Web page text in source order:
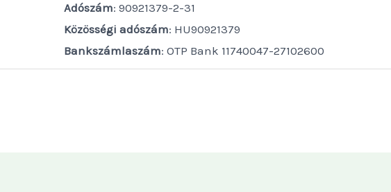
Adószám: 90921379-2-31
Közösségi adószám: HU90921379
Bankszámlaszám: OTP Bank 11740047-27102600